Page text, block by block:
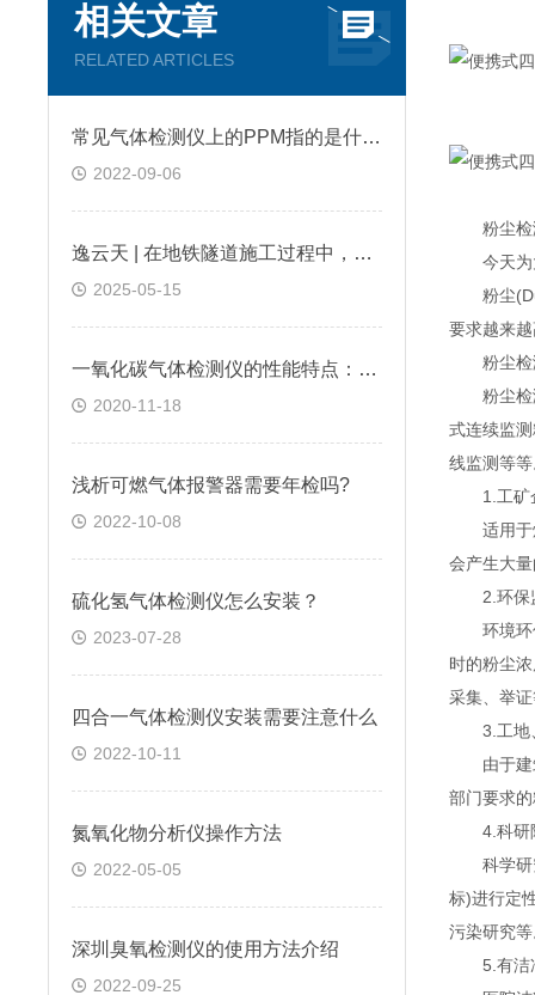
相关文章
RELATED ARTICLES
常见气体检测仪上的PPM指的是什么?
2022-09-06
逸云天 | 在地铁隧道施工过程中，便携式气体检测仪是如何预警缺氧环境的？
2025-05-15
一氧化碳气体检测仪的性能特点：逸云天分享
2020-11-18
浅析可燃气体报警器需要年检吗?
2022-10-08
硫化氢气体检测仪怎么安装？
2023-07-28
四合一气体检测仪安装需要注意什么
2022-10-11
氮氧化物分析仪操作方法
2022-05-05
深圳臭氧检测仪的使用方法介绍
2022-09-25
粉尘检
今天为大
粉尘
要求越来
粉尘检
粉尘检测
式连续监
线监测等
1.工矿
适用于煤
会产生大
2.环保
环境环保
时的粉尘
采集、举
3.工地、
由于建筑
部门要求
4.科研
科学研究
标)进行定
污染研究
5.有洁净